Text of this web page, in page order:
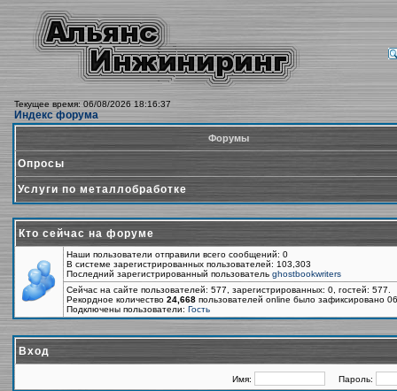
Текущее время: 06/08/2026 18:16:37
Индекс форума
Форумы
Опросы
Услуги по металлобработке
Кто сейчас на форуме
Наши пользователи отправили всего сообщений: 0
В системе зарегистрированных пользователей: 103,303
Последний зарегистрированный пользователь ghostbookwriters
Сейчас на сайте пользователей: 577, зарегистрированных: 0, гостей:
Рекордное количество 24,668 пользователей online было зафиксировано
Подключены пользователи: Гость
Вход
Имя: Пароль: